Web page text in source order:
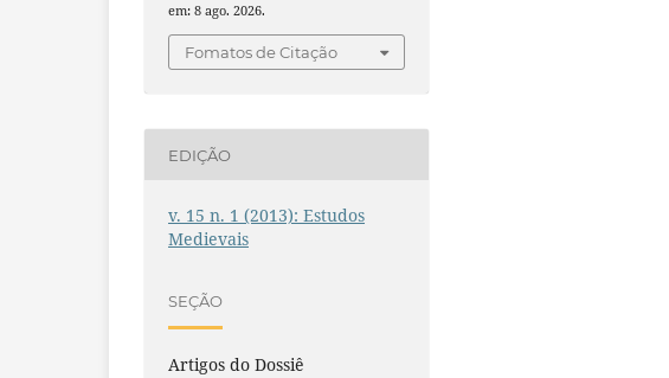
em: 8 ago. 2026.
Fomatos de Citação
EDIÇÃO
v. 15 n. 1 (2013): Estudos
Medievais
SEÇÃO
Artigos do Dossiê